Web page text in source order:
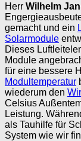
Herr Wilhelm
gemacht und ein
Solarmodule
Dieses
Module
für eine bessere
Modultemperatur
wiederum den
Celsius
Leistung.
als Tauhilfe für
System wie wir